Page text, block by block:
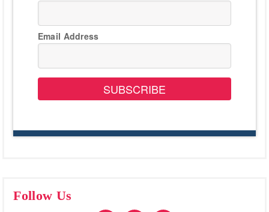
Email Address
SUBSCRIBE
Follow Us